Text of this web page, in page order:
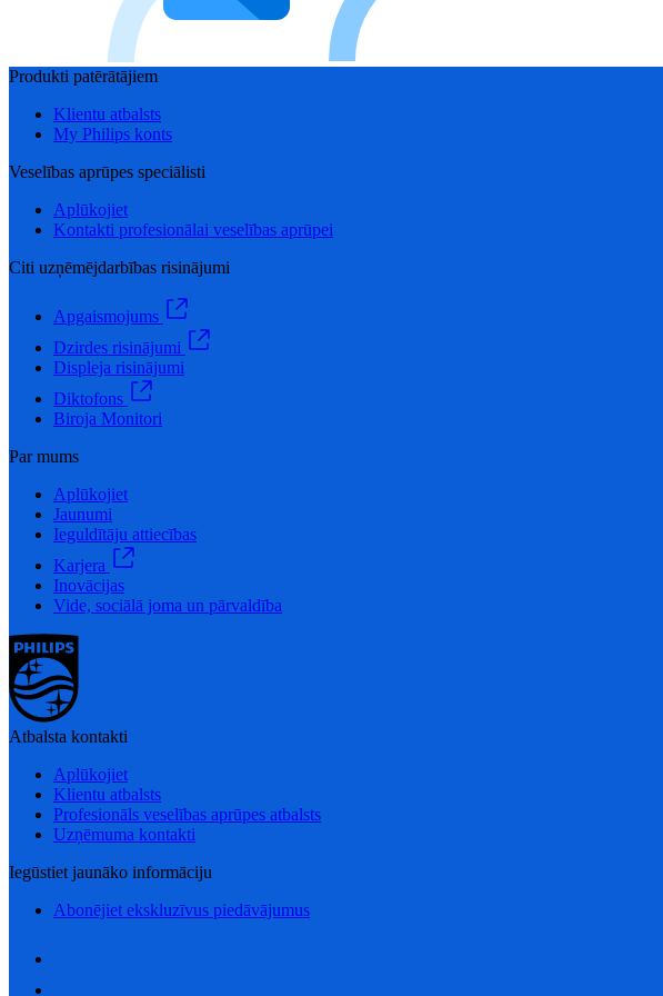
Produkti patērātājiem
Klientu atbalsts
My Philips konts
Veselības aprūpes speciālisti
Aplūkojiet
Kontakti profesionālai veselības aprūpei
Citi uzņēmējdarbības risinājumi
Apgaismojums
Dzirdes risinājumi
Displeja risinājumi
Diktofons
Biroja Monitori
Par mums
Aplūkojiet
Jaunumi
Ieguldītāju attiecības
Karjera
Inovācijas
Vide, sociālā joma un pārvaldība
Atbalsta kontakti
Aplūkojiet
Klientu atbalsts
Profesionāls veselības aprūpes atbalsts
Uzņēmuma kontakti
Iegūstiet jaunāko informāciju
Abonējiet ekskluzīvus piedāvājumus